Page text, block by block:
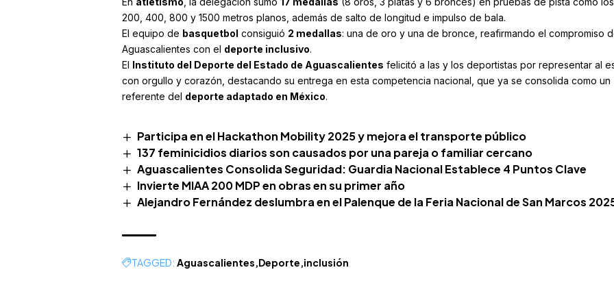
200, 400, 800 y 1500 metros planos, además de salto de longitud e impulso de bala.
El equipo de basquetbol consiguió 2 medallas: una de oro y una de bronce, reafirmando el compromiso
Aguascalientes con el deporte inclusivo.
El Instituto del Deporte del Estado de Aguascalientes felicitó a las y los deportistas por representar al
con orgullo y corazón, destacando su entrega en esta competencia nacional, que ya se consolida como un
referente del deporte adaptado en México.
Participa en el Hackathon Mobility 2025 y mejora el transporte público
137 feminicidios diarios son causados por una pareja o familiar cercano
Aguascalientes Consolida Seguridad: Guardia Nacional Establece 4 Puntos Clave
Invierte MIAA 200 MDP en obras en su primer año
Alejandro Fernández deslumbra en el Palenque de la Feria Nacional de San Marcos
TAGGED: Aguascalientes Deporte inclusión